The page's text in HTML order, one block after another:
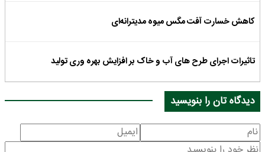
کاهش خسارت آفت مگس میوه مدیترانه‌ای
تاثیرات اجرای طرح های آب و خاک بر افزایش بهره وری تولید
دیدگاه تان را بنویسید